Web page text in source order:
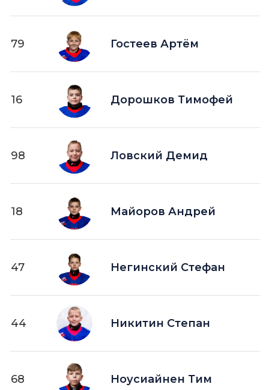
79 Гостеев Артём
16 Дорошков Тимофей
98 Ловский Демид
18 Майоров Андрей
47 Негинский Стефан
44 Никитин Степан
68 Ноусиайнен Тим